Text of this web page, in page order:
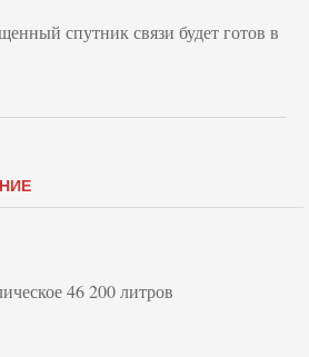
спутник связи будет готов в
46 200 литров